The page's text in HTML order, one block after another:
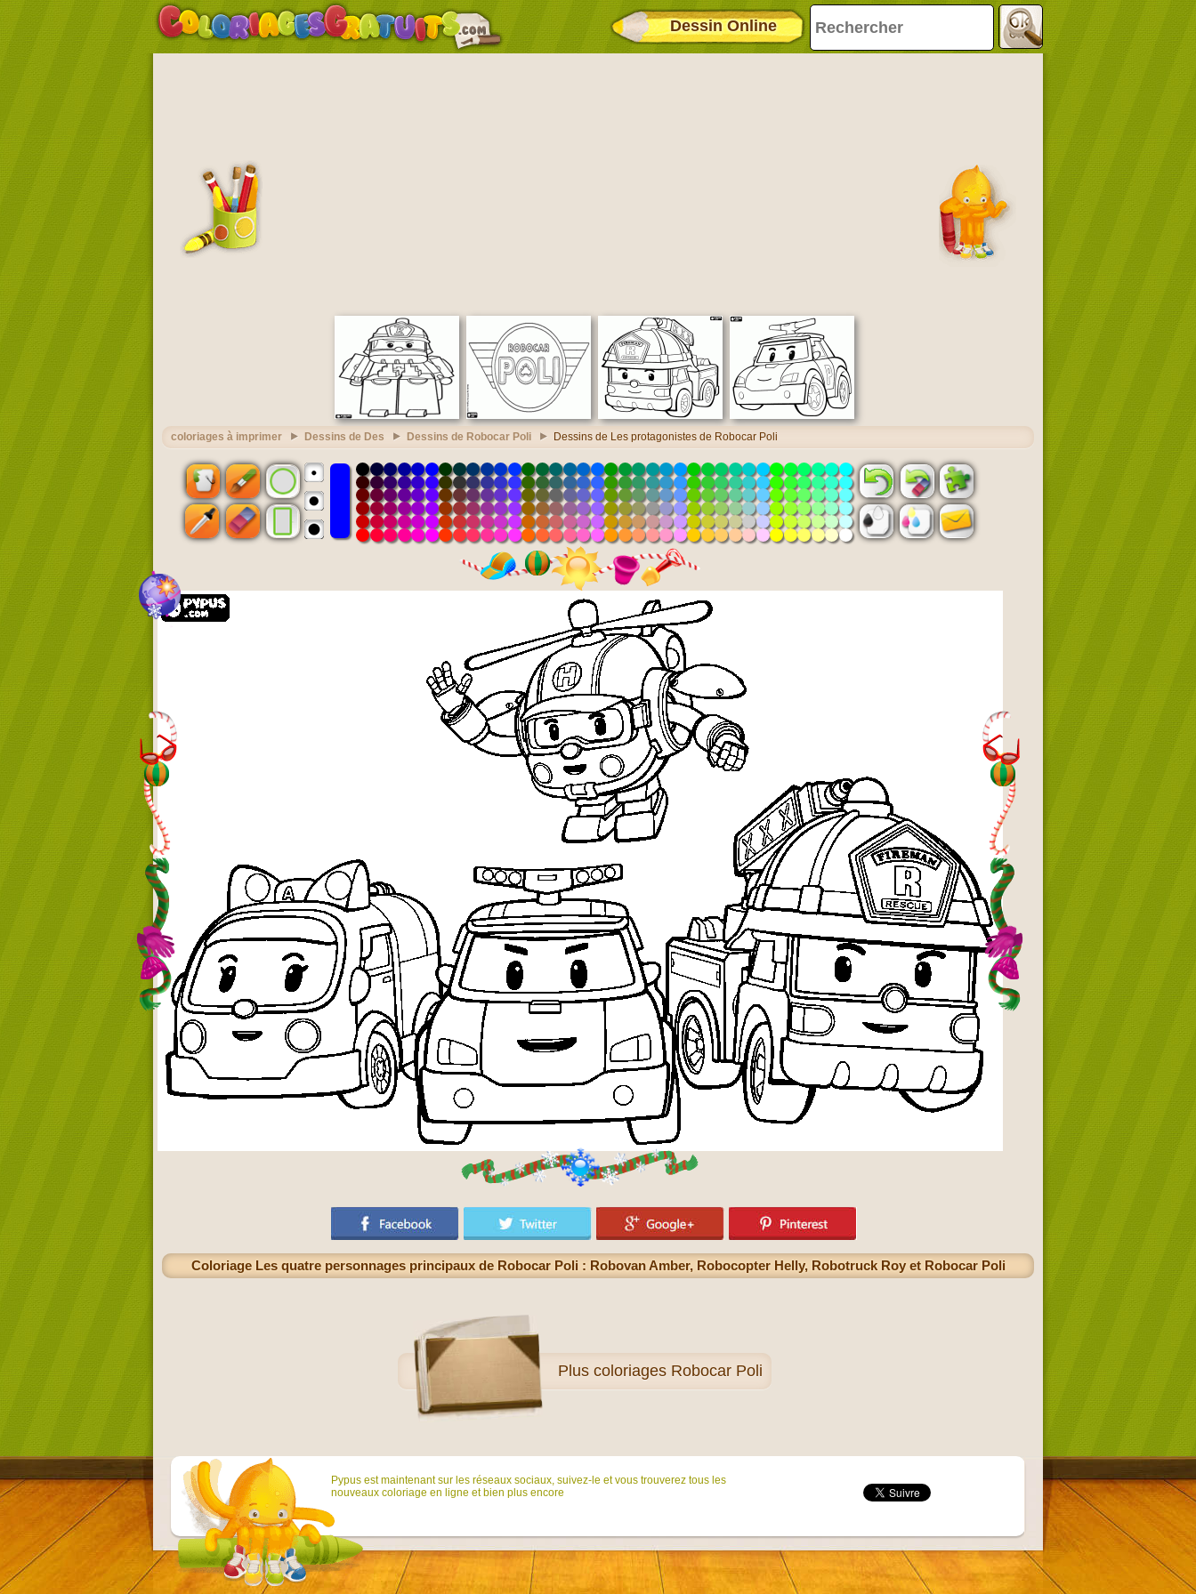
Dessin Online
coloriages à imprimer Dessins de Des Dessins de Robocar Poli Dessins de Les protagonistes de Robocar Poli
Coloriage Les quatre personnages principaux de Robocar Poli : Robovan Amber, Robocopter Helly, Robotruck Roy et Robocar Poli
Plus coloriages Robocar Poli
Pypus est maintenant sur ​​les réseaux sociaux, suivez-le et vous trouverez tous les
nouveaux coloriage en ligne et bien plus encore